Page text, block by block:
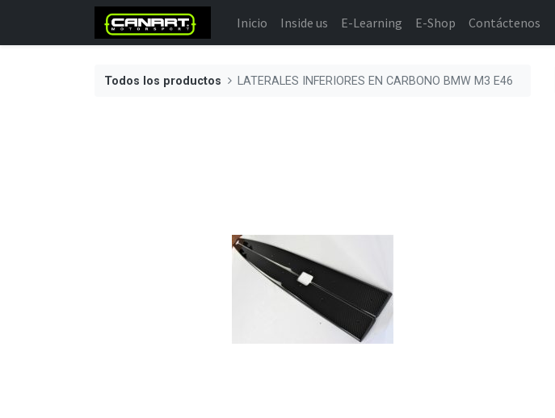
Inicio Inside us E-Learning E-Shop Contáctenos
Todos los productos LATERALES INFERIORES EN CARBONO BMW M3 E46